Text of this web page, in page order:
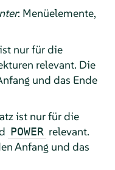
: Menüelemente,
nur für die
relevant. Die
und das Ende
ist nur für die
POWER relevant.
Anfang und das